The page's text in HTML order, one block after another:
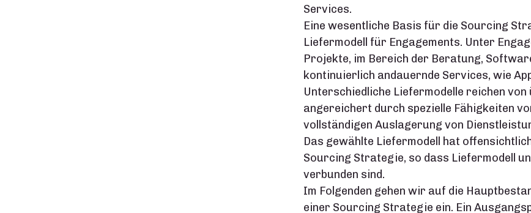
Services.
Eine wesentliche Basis für die Sourcing
Liefermodell für Engagements. Unter
Projekte, im Bereich der Beratung,
kontinuierlich andauernde Services, wie
Unterschiedliche Liefermodelle reichen
angereichert durch spezielle Fähigkeiten
vollständigen Auslagerung von
Das gewählte Liefermodell hat
Sourcing Strategie, so dass Liefermodell
verbunden sind.
Im Folgenden gehen wir auf die
einer Sourcing Strategie ein. Ein